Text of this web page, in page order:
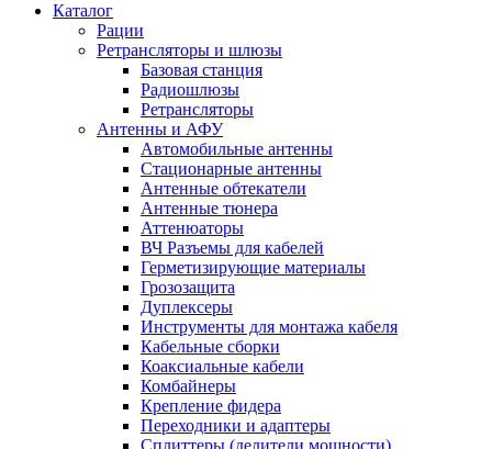
Каталог
Рации
Ретрансляторы и шлюзы
Базовая станция
Радиошлюзы
Ретрансляторы
Антенны и АФУ
Автомобильные антенны
Стационарные антенны
Антенные обтекатели
Антенные тюнера
Аттенюаторы
ВЧ Разъемы для кабелей
Герметизирующие материалы
Грозозащита
Дуплексеры
Инструменты для монтажа кабеля
Кабельные сборки
Коаксиальные кабели
Комбайнеры
Крепление фидера
Переходники и адаптеры
Сплиттеры (делители мощности)